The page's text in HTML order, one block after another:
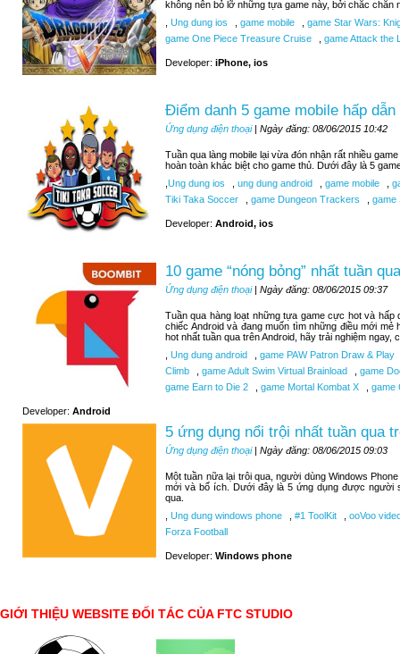
không nên bỏ lỡ những tựa game này, bởi chắc chắn
Ung dung ios game mobile
game Star Wars:
game One Piece Treasure Cruise
game Attack the
Developer: iPhone, ios
Điểm danh 5 game mobile hấp
Ứng dụng điện thoại| Ngày đăng: 08/06/2015 10:42
Tuần qua làng mobile lại vừa đón nhận rất nhiều
hoàn toàn khác biệt cho game thủ. Dưới đây là 5
Ung dung ios ung dung android game mobile
Tiki Taka Soccer
game Dungeon Trackers game
Developer: Android, ios
10 game “nóng bỏng” nhất tuần
Ứng dụng điện thoại| Ngày đăng: 08/06/2015 09:37
Tuần qua hàng loạt những tựa game cực hot và hấp
chiếc Android và đang muốn tìm những điều mới
hot nhất tuần qua trên Android, hãy trải nghiệm ngay,
Ung dung android
game PAW Patron Draw & Play
Climb
game Adult Swim Virtual Brainload
game
game Earn to Die 2
game Mortal Kombat X game
Developer: Android
5 ứng dụng nổi trội nhất tuần qua
Ứng dụng điện thoại| Ngày đăng: 08/06/2015 09:03
Một tuần nữa lại trôi qua, người dùng Windows
mới và bổ ích. Dưới đây là 5 ứng dụng được người
qua.
Ung dung windows phone #1 ToolKit
ooVoo
Forza Football
Developer: Windows phone
GIỚI THIỆU WEBSITE ĐỐI TÁC CỦA FTC STUDIO